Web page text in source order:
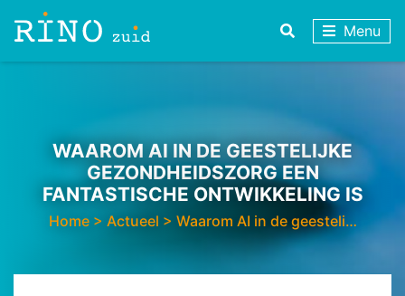
Menu
WAAROM AI IN DE GEESTELIJKE
GEZONDHEIDSZORG EEN
FANTASTISCHE ONTWIKKELING IS
Home> Actueel > Waarom AI in de geesteli…